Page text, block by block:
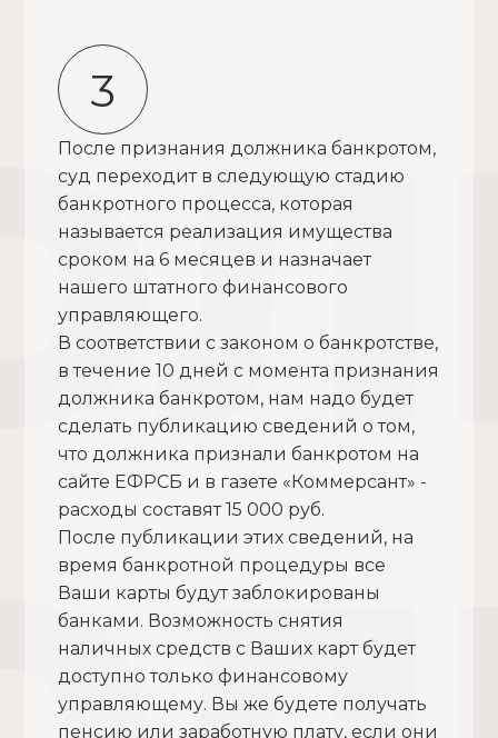
3
После признания должника банкротом,
суд переходит в следующую стадию
банкротного процесса, которая
называется реализация имущества
сроком на 6 месяцев и назначает
нашего штатного финансового
управляющего.
В соответствии с законом о банкротстве,
в течение 10 дней с момента признания
должника банкротом, нам надо будет
сделать публикацию сведений о том,
что должника признали банкротом на
сайте ЕФРСБ и в газете «Коммерсант» -
расходы составят 15 000 руб.
После публикации этих сведений, на
время банкротной процедуры все
Ваши карты будут заблокированы
банками. Возможность снятия
наличных средств с Ваших карт будет
доступно только финансовому
управляющему. Вы же будете получать
пенсию или заработную плату, если они